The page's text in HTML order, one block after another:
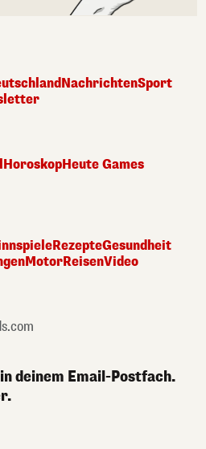
NachrichtenSport
HoroskopHeute Games
RezepteGesundheit
MotorReisenVideo
deinem Email-Postfach.